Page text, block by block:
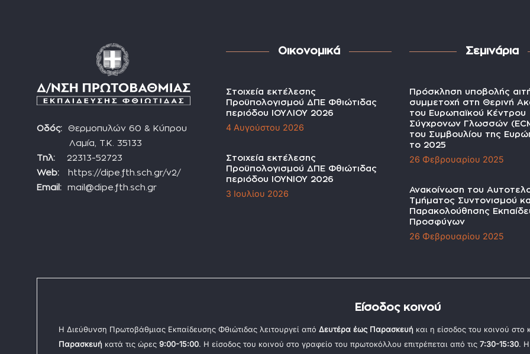
Οδός: Θερμοπυλών 60 & Κύπρου
Λαμία, Τ.Κ. 35133
Τηλ: 22313-52723
Web: https://dipe.fth.sch.gr/v2/
Email: mail@dipe.fth.sch.gr
Οικονομικά
Στοιχεία εκτέλεσης
Προϋπολογισμού ΔΠΕ Φθιώτιδας
περιόδου ΙΟΥΛΙΟΥ 2026
4 Αυγούστου 2026
Στοιχεία εκτέλεσης
Προϋπολογισμού ΔΠΕ Φθιώτιδας
περιόδου ΙΟΥΝΙΟΥ 2026
3 Ιουλίου 2026
Σεμινάρια
Πρόσκληση υποβολής
συμμετοχή στη Θερινή
του Ευρωπαϊκού Κέντρου
Σύγχρονων Γλωσσών
του Συμβουλίου της
το 2025
26 Φεβρουαρίου 2025
Ανακοίνωση του
Τμήματος Συντονισμού
Παρακολούθησης
Προσφύγων
26 Φεβρουαρίου 2025
Είσοδος κοινού
Η Διεύθυνση Πρωτοβάθμιας Εκπαίδευσης Φθιώτιδας λειτουργεί από Δευτέρα έως Παρασκευή και η είσοδος του κοινού στο
Παρασκευή κατά τις ώρες 9:00-15:00. Η είσοδος του κοινού στο γραφείο του πρωτοκόλλου επιτρέπεται από τις 7:30-15:30. Η